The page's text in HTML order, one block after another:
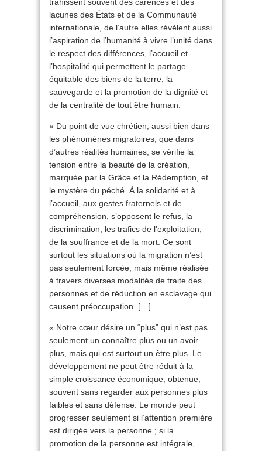
lacunes des États et de la Communauté
internationale, de l’autre elles révèlent aussi
l’aspiration de l’humanité à vivre l’unité dans
le respect des différences, l’accueil et
l’hospitalité qui permettent le partage
équitable des biens de la terre, la
sauvegarde et la promotion de la dignité et
de la centralité de tout être humain.
« Du point de vue chrétien, aussi bien dans
les phénomènes migratoires, que dans
d’autres réalités humaines, se vérifie la
tension entre la beauté de la création,
marquée par la Grâce et la Rédemption, et
le mystère du péché. À la solidarité et à
l’accueil, aux gestes fraternels et de
compréhension, s’opposent le refus, la
discrimination, les trafics de l’exploitation,
de la souffrance et de la mort. Ce sont
surtout les situations où la migration n’est
pas seulement forcée, mais même réalisée
à travers diverses modalités de traite des
personnes et de réduction en esclavage qui
causent préoccupation. […]
« Notre cœur désire un “plus” qui n’est pas
seulement un connaître plus ou un avoir
plus, mais qui est surtout un être plus. Le
développement ne peut être réduit à la
simple croissance économique, obtenue,
souvent sans regarder aux personnes plus
faibles et sans défense. Le monde peut
progresser seulement si l’attention première
est dirigée vers la personne ; si la
promotion de la personne est intégrale,